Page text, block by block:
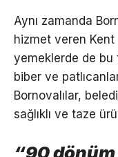
Aynı zamanda
hizmet veren Kent
yemeklerde de bu
biber ve
Bornovalılar,
sağlıklı ve taze
“90 dönüm